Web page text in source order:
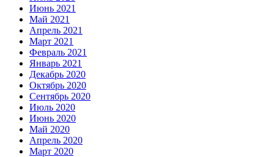
Июнь 2021
Май 2021
Апрель 2021
Март 2021
Февраль 2021
Январь 2021
Декабрь 2020
Октябрь 2020
Сентябрь 2020
Июль 2020
Июнь 2020
Май 2020
Апрель 2020
Март 2020